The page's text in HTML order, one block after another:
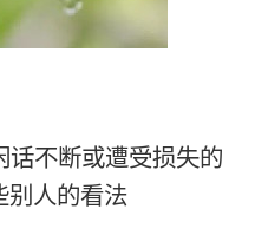
话不断或遭受损失的
别人的看法